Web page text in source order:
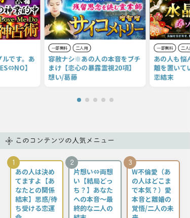
です。あ
】
一部無料 二人用
容赦ナシ※あの人の本音をブチ
まけ【恋心の暴露霊視20項】
想い/葛藤
一部無料 二人用
あの人も悩
離を置いて
恋結末
このコンテンツの人気メニュー
1
あの人は決め
てますよ【あ
なたとの関係
結末】思惑/待
ち受ける恋運
2
片想い⇔両想
い【結局どっ
ち？】あなた
への本音〜最
終的な二人の
3
W不倫愛（あ
の人はどこま
で本気？）愛
本音と離婚の
覚悟/二人の未